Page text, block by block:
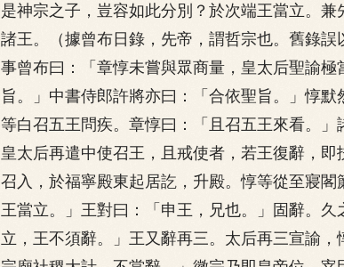
是神宗之子，豈容如此分別？於次端王當立。
諸王。（據曾布日錄，先帝，謂哲宗也。舊錄
事曾布曰：「章惇未嘗與眾商量，皇太后聖諭
旨。」中書侍郎許將亦曰：「合依聖旨。」惇
等白召五王問疾。章惇曰：「且召五王來看。」
皇太后再遣中使召王，且戒使者，若王復辭，
召入，於福寧殿東起居訖，升殿。惇等從至寢
王當立。」王對曰：「申王，兄也。」固辭。
立，王不須辭。」王又辭再三。太后再三宣諭